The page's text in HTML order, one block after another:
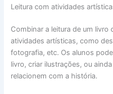
Leitura com atividades
Combinar a leitura de um livro
atividades artísticas, como
fotografia, etc. Os alunos
livro, criar ilustrações, ou
relacionem com a história.